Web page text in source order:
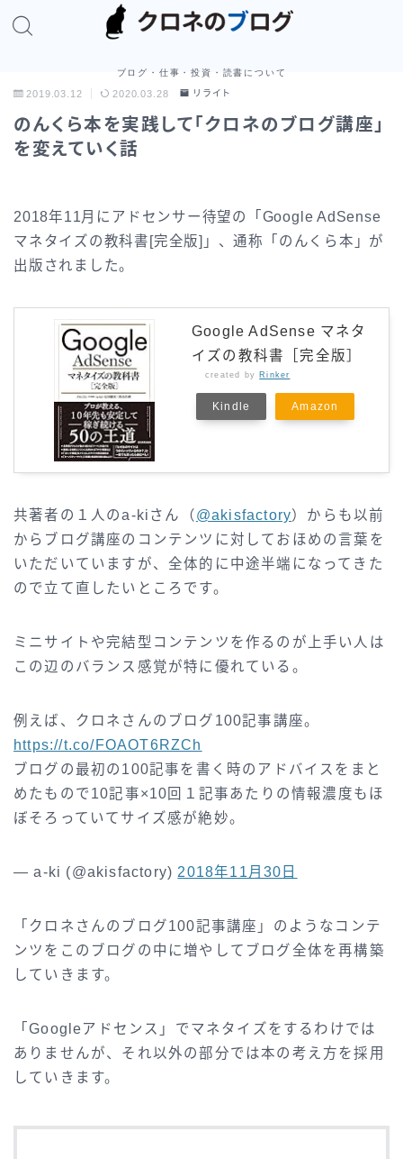
ブログ・仕事・投資・読書について
2019.03.12 2020.03.28 リライト
のんくら本を実践して「クロネのブログ講座」
を変えていく話
2018年11月にアドセンサー待望の「Google AdSense
マネタイズの教科書[完全版]」、通称「 のんくら本」が
出版されました。
Google AdSense マネタ
イズの教科書［完全版］
created by Rinker
Kindle Amazon
共著者の１人のa-kiさん（ @akisfactory）からも以前
からブログ講座のコンテンツに対しておほめの言葉を
いただいていますが、全体的に中途半端になってきた
ので立て直したいところです。
ミニサイトや完結型コンテンツを作るのが上手い人は
この辺のバランス感覚が特に優れている。
例えば、クロネさんのブログ100記事講座。
https://t.co/FOAOT6RZCh
ブログの最初の100記事を書く時のアドバイスをまと
めたもので10記事×10回１記事あたりの情報濃度もほ
ぼそろっていてサイズ感が絶妙。
— a-ki (@akisfactory)2018年11月30日
「クロネさんのブログ100記事講座」のようなコンテ
ンツをこのブログの中に増やしてブログ全体を再構築
していきます。
「Googleアドセンス」でマネタイズをするわけでは
ありませんが、それ以外の部分では本の考え方を採用
していきます。